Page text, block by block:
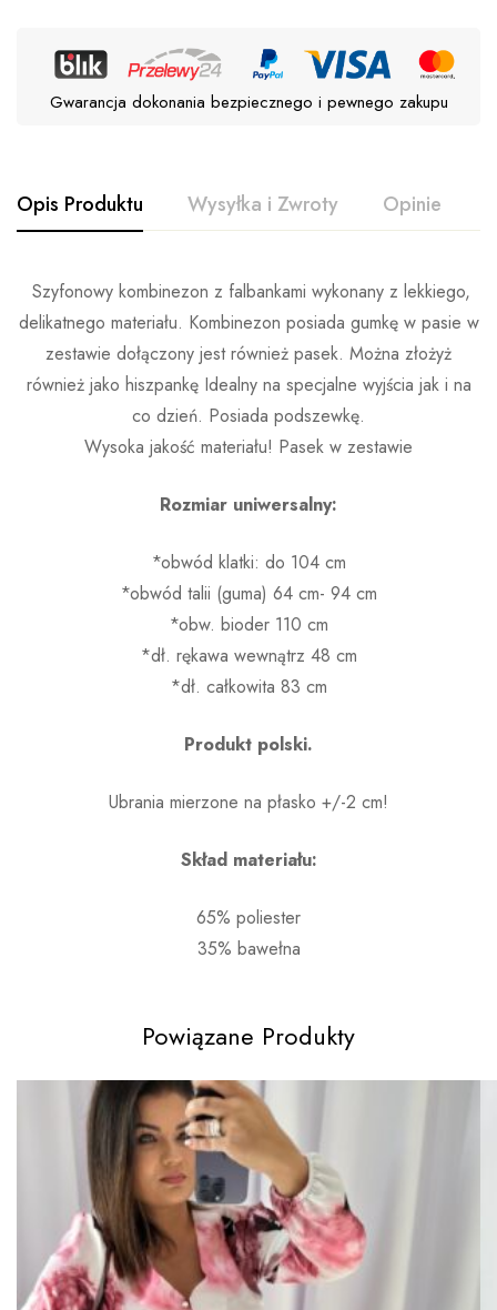
Gwarancja dokonania bezpiecznego i pewnego zakupu
Opis Produktu Wysyłka i Zwroty Opinie
Szyfonowy kombinezon z falbankami wykonany z lekkiego,
delikatnego materiału. Kombinezon posiada gumkę w pasie w
zestawie dołączony jest również pasek. Można złożyż
również jako hiszpankę Idealny na specjalne wyjścia jak i na
co dzień. Posiada podszewkę.
Wysoka jakość materiału! Pasek w zestawie
Rozmiar uniwersalny:
*obwód klatki: do 104 cm
*obwód talii (guma) 64 cm- 94 cm
*obw. bioder 110 cm
*dł. rękawa wewnątrz 48 cm
*dł. całkowita 83 cm
Produkt polski.
Ubrania mierzone na płasko +/-2 cm!
Skład materiału:
65% poliester
35% bawełna
Powiązane Produkty